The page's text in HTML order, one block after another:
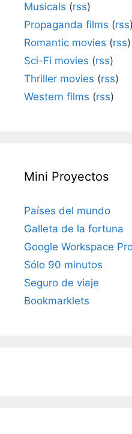
Musicals (rss)
Propaganda films (rss)
Romantic movies (rss)
Sci-Fi movies (rss)
Thriller movies (rss)
Western films (rss)
Mini Proyectos
Países del mundo
Galleta de la fortuna
Google Workspace
Sólo 90 minutos
Seguro de viaje
Bookmarklets